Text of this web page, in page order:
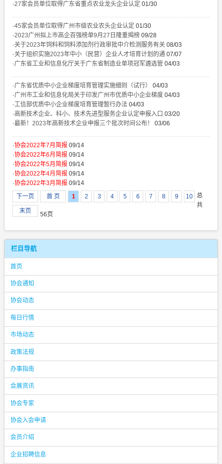
·27家会员单位取得广东省重点农业龙头企业认定 01/30
·45家会员单位取得广州市级农业农头企业认定 01/30
·2023广州拟上市高企百强榜单9月27日隆重揭榜 09/28
·关于2023年饲料和饲料添加剂行政审批中介检测服务有关 08/03
·关于组织实施2023年中小（民营）企业人才培育计划的通 07/07
·广东省工业和信息化厅关于广东省制造业单项冠军遴选管 04/03
·广东省优质中小企业梯度培育管理实施细则（试行）
04/03
·广州市工业和信息化局关于印发广州市优质中小企业梯度 04/03
·工信部优质中小企业梯度培育管理暂行办法 04/03
·高新技术企业、科小、技术先进型服务企业认定申报入口 03/20
·最新！2023年高新技术企业申报三个批次时间公布！ 03/06
·协会2022年7月简报 09/14
·协会2022年6月简报 09/14
·协会2022年5月简报 09/14
·协会2022年4月简报 09/14
·协会2022年3月简报 09/14
下一页
首 页 1 2 3 4 5 6 7 8 9 10
末页
总
共
56页
栏目导航
首页
协会通知
协会动态
每日行情
市场动态
政策法规
办事指南
会展资讯
协会专家
协会入会申请
会员介绍
企业招聘信息